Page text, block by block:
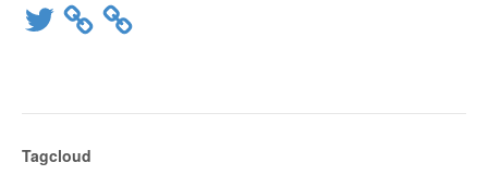
Twitter
Tagcloud